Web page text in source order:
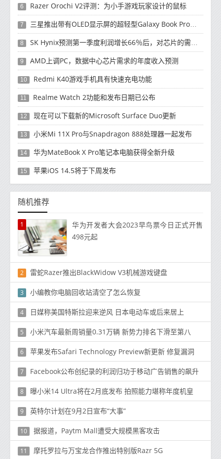
6 Razer Orochi V2评测：为小手游戏玩家设计的鼠标
7 三星推出带有OLED显示屏的超轻型Galaxy Book Pro和Galaxy Book Pro 360笔记本电脑
8 SK Hynix预测第一季度利润增长66％后，对芯片的需求将增强
9 AMD上调PC，数据中心芯片需求的年度收入预测
10 Redmi K40游戏手机具有快速充电功能
11 Realme Watch 2功能和发布日期已公布
12 现在可以下载新的Microsoft Surface Duo更新
13 小米Mi 11X Pro与Snapdragon 888处理器一起发布
14 华为MateBook X Pro笔记本电脑获得全新升级
15 苹果iOS 14.5将于下周发布
随机推荐
1
华为开发者大会2023早鸟票今日正式开售
498元起
2 雷蛇Razer推出BlackWidow V3机械游戏键盘
3 小编教你电脑回收站清空了怎么恢复
4 日媒称美国特斯拉迎来逆风 日本电动车或后来居上
5 小米汽车最新周销量0.31万辆 新势力排名下滑至第八
6 苹果发布Safari Technology Preview新更新 修复漏洞
7 Facebook公布创纪录的利润归功于移动广告销售的飙升
8 曝小米14 Ultra将在2月底发布 拍照能力堪称年度机皇
9 英特尔计划在9月2日宣布“大事”
10 据报道，Paytm Mall遭受大规模黑客攻击
11 摩托罗拉与万宝龙合作推出特别版Razr 5G